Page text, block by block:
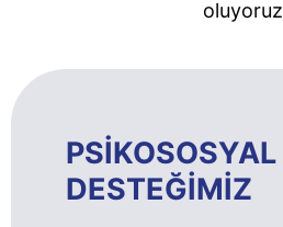
PSİKOSOSYAL
DESTEĞİMİZ